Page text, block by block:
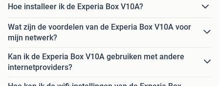
Hoe installeer ik de Experia Box V10A?
Wat zijn de voordelen van de Experia Box V10A voor
mijn netwerk?
Kan ik de Experia Box V10A gebruiken met andere
internetproviders?